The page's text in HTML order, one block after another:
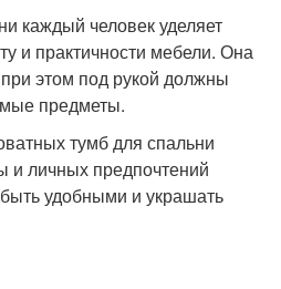
каждый человек уделяет
и практичности мебели. Она
этом под рукой должны
предметы.
тумб для спальни
и личных предпочтений
удобными и украшать